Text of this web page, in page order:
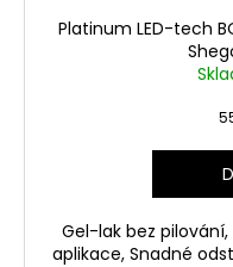
Platinum LED-tech
Gel-lak bez
aplikace, Snadné